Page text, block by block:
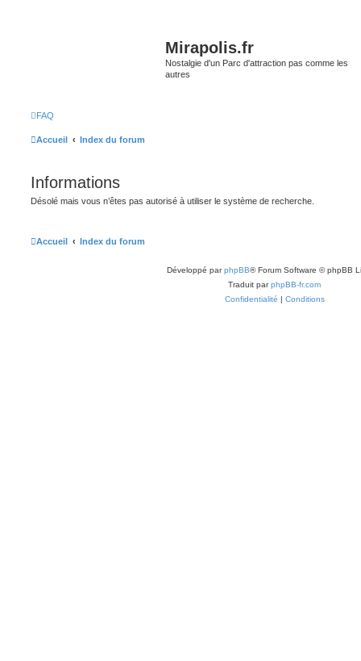
Mirapolis.fr
Nostalgie d'un Parc d'attraction pas comme les
autres
FAQ
Accueil Index du forum
Informations
Désolé mais vous n’êtes pas autorisé à utiliser le système de recherche.
Accueil Index du forum
Développé parphpBB® Forum Software © phpBB
Traduit parphpBB-fr.com
Confidentialité | Conditions